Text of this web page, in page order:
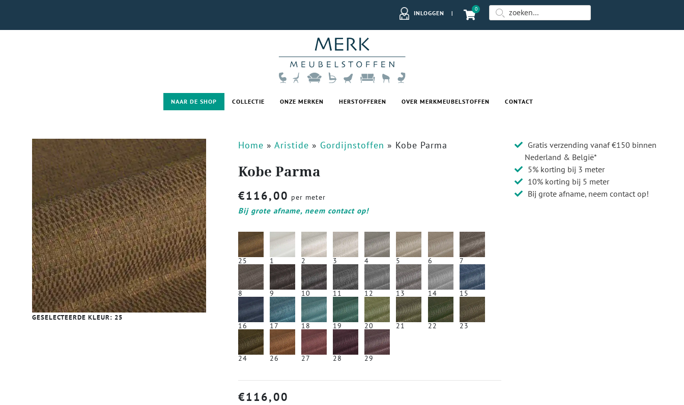
INLOGGEN |
0
NAAR DE SHOP COLLECTIE ONZE MERKEN HERSTOFFEREN OVER MERKMEUBELSTOFFEN CONTACT
GESELECTEERDE KLEUR: 25
Home » Aristide » Gordijnstoffen » Kobe Parma
Kobe Parma
€116,00 per meter
Bij grote afname, neem contact op!
25 1 2 3 4 5 6 7
8 9 10 11 12 13 14 15
16 17 18 19 20 21 22 23
24 26 27 28 29
€116,00
Gratis verzending vanaf €150 binnen
Nederland & België*
5% korting bij 3 meter
10% korting bij 5 meter
Bij grote afname, neem contact op!